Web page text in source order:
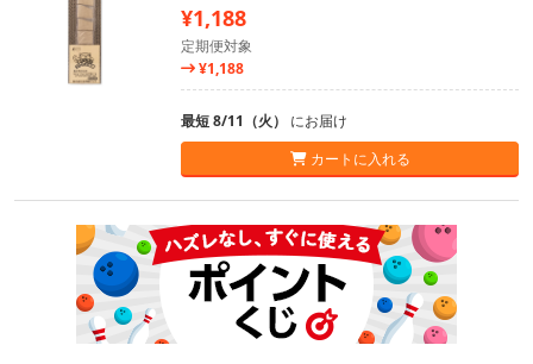
¥1,188
定期便対象
¥1,188
最短 8/11（火） にお届け
カートに入れる